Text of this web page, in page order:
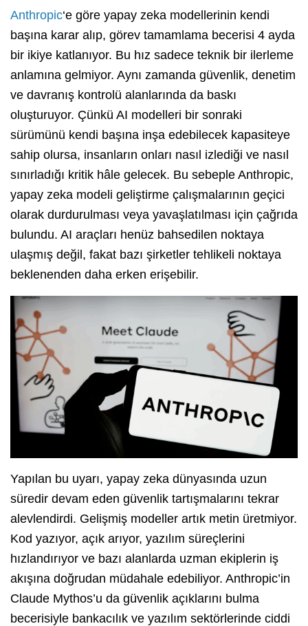
Anthropic‘e göre yapay zeka modellerinin kendi
başına karar alıp, görev tamamlama becerisi 4 ayda
bir ikiye katlanıyor. Bu hız sadece teknik bir ilerleme
anlamına gelmiyor. Aynı zamanda güvenlik, denetim
ve davranış kontrolü alanlarında da baskı
oluşturuyor. Çünkü AI modelleri bir sonraki
sürümünü kendi başına inşa edebilecek kapasiteye
sahip olursa, insanların onları nasıl izlediği ve nasıl
sınırladığı kritik hâle gelecek. Bu sebeple Anthropic,
yapay zeka modeli geliştirme çalışmalarının geçici
olarak durdurulması veya yavaşlatılması için çağrıda
bulundu. AI araçları henüz bahsedilen noktaya
ulaşmış değil, fakat bazı şirketler tehlikeli noktaya
beklenenden daha erken erişebilir.
Yapılan bu uyarı, yapay zeka dünyasında uzun
süredir devam eden güvenlik tartışmalarını tekrar
alevlendirdi. Gelişmiş modeller artık metin üretmiyor.
Kod yazıyor, açık arıyor, yazılım süreçlerini
hızlandırıyor ve bazı alanlarda uzman ekiplerin iş
akışına doğrudan müdahale edebiliyor. Anthropic’in
Claude Mythos’u da güvenlik açıklarını bulma
becerisiyle bankacılık ve yazılım sektörlerinde ciddi